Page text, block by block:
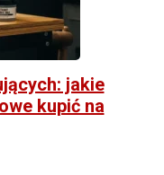
jakie
kupić na